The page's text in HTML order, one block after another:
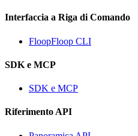
Interfaccia a Riga di Comando
FloopFloop CLI
SDK e MCP
SDK e MCP
Riferimento API